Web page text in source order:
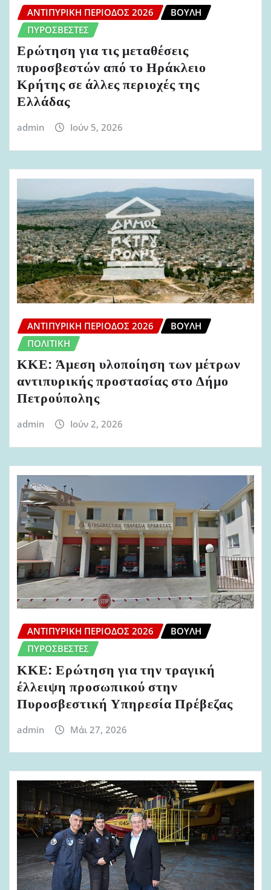
ΑΝΤΙΠΥΡΙΚΉ ΠΕΡΊΟΔΟΣ 2026
ΒΟΥΛΉ
ΠΥΡΟΣΒΈΣΤΕΣ
Ερώτηση για τις μεταθέσεις
πυροσβεστών από το Ηράκλειο
Κρήτης σε άλλες περιοχές της
Ελλάδας
admin Ιούν 5, 2026
ΑΝΤΙΠΥΡΙΚΉ ΠΕΡΊΟΔΟΣ 2026
ΒΟΥΛΉ
ΠΟΛΙΤΙΚΉ
ΚΚΕ: Άμεση υλοποίηση των μέτρων
αντιπυρικής προστασίας στο Δήμο
Πετρούπολης
admin Ιούν 2, 2026
ΑΝΤΙΠΥΡΙΚΉ ΠΕΡΊΟΔΟΣ 2026
ΒΟΥΛΉ
ΠΥΡΟΣΒΈΣΤΕΣ
ΚΚΕ: Ερώτηση για την τραγική
έλλειψη προσωπικού στην
Πυροσβεστική Υπηρεσία Πρέβεζας
admin Μάι 27, 2026